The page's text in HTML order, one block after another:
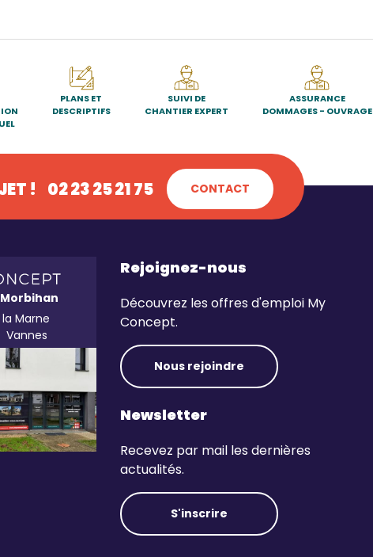
PLANS ET
DESCRIPTIFS
SUIVI DE
CHANTIER EXPERT
ASSURANCE
DOMMAGES - OUVRAGE
! 02 23 25 21 75 CONTACT
la Marne
Vannes
Rejoignez-nous
Découvrez les offres d'emploi My
Concept.
Nous rejoindre
Newsletter
Recevez par mail les dernières
actualités.
S'inscrire